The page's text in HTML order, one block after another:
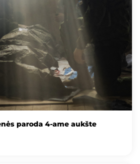
paroda 4-ame aukšte